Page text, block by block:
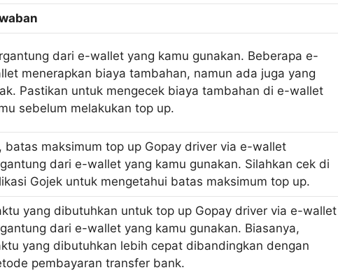
dari e-wallet yang kamu gunakan. Beberapa e-
menerapkan biaya tambahan, namun ada juga yang
Pastikan untuk mengecek biaya tambahan di e-wallet
sebelum melakukan top up.
batas maksimum top up Gopay driver via e-wallet
dari e-wallet yang kamu gunakan. Silahkan cek di
Gojek untuk mengetahui batas maksimum top up.
yang dibutuhkan untuk top up Gopay driver via e-wallet
dari e-wallet yang kamu gunakan. Biasanya,
yang dibutuhkan lebih cepat dibandingkan dengan
pembayaran transfer bank.